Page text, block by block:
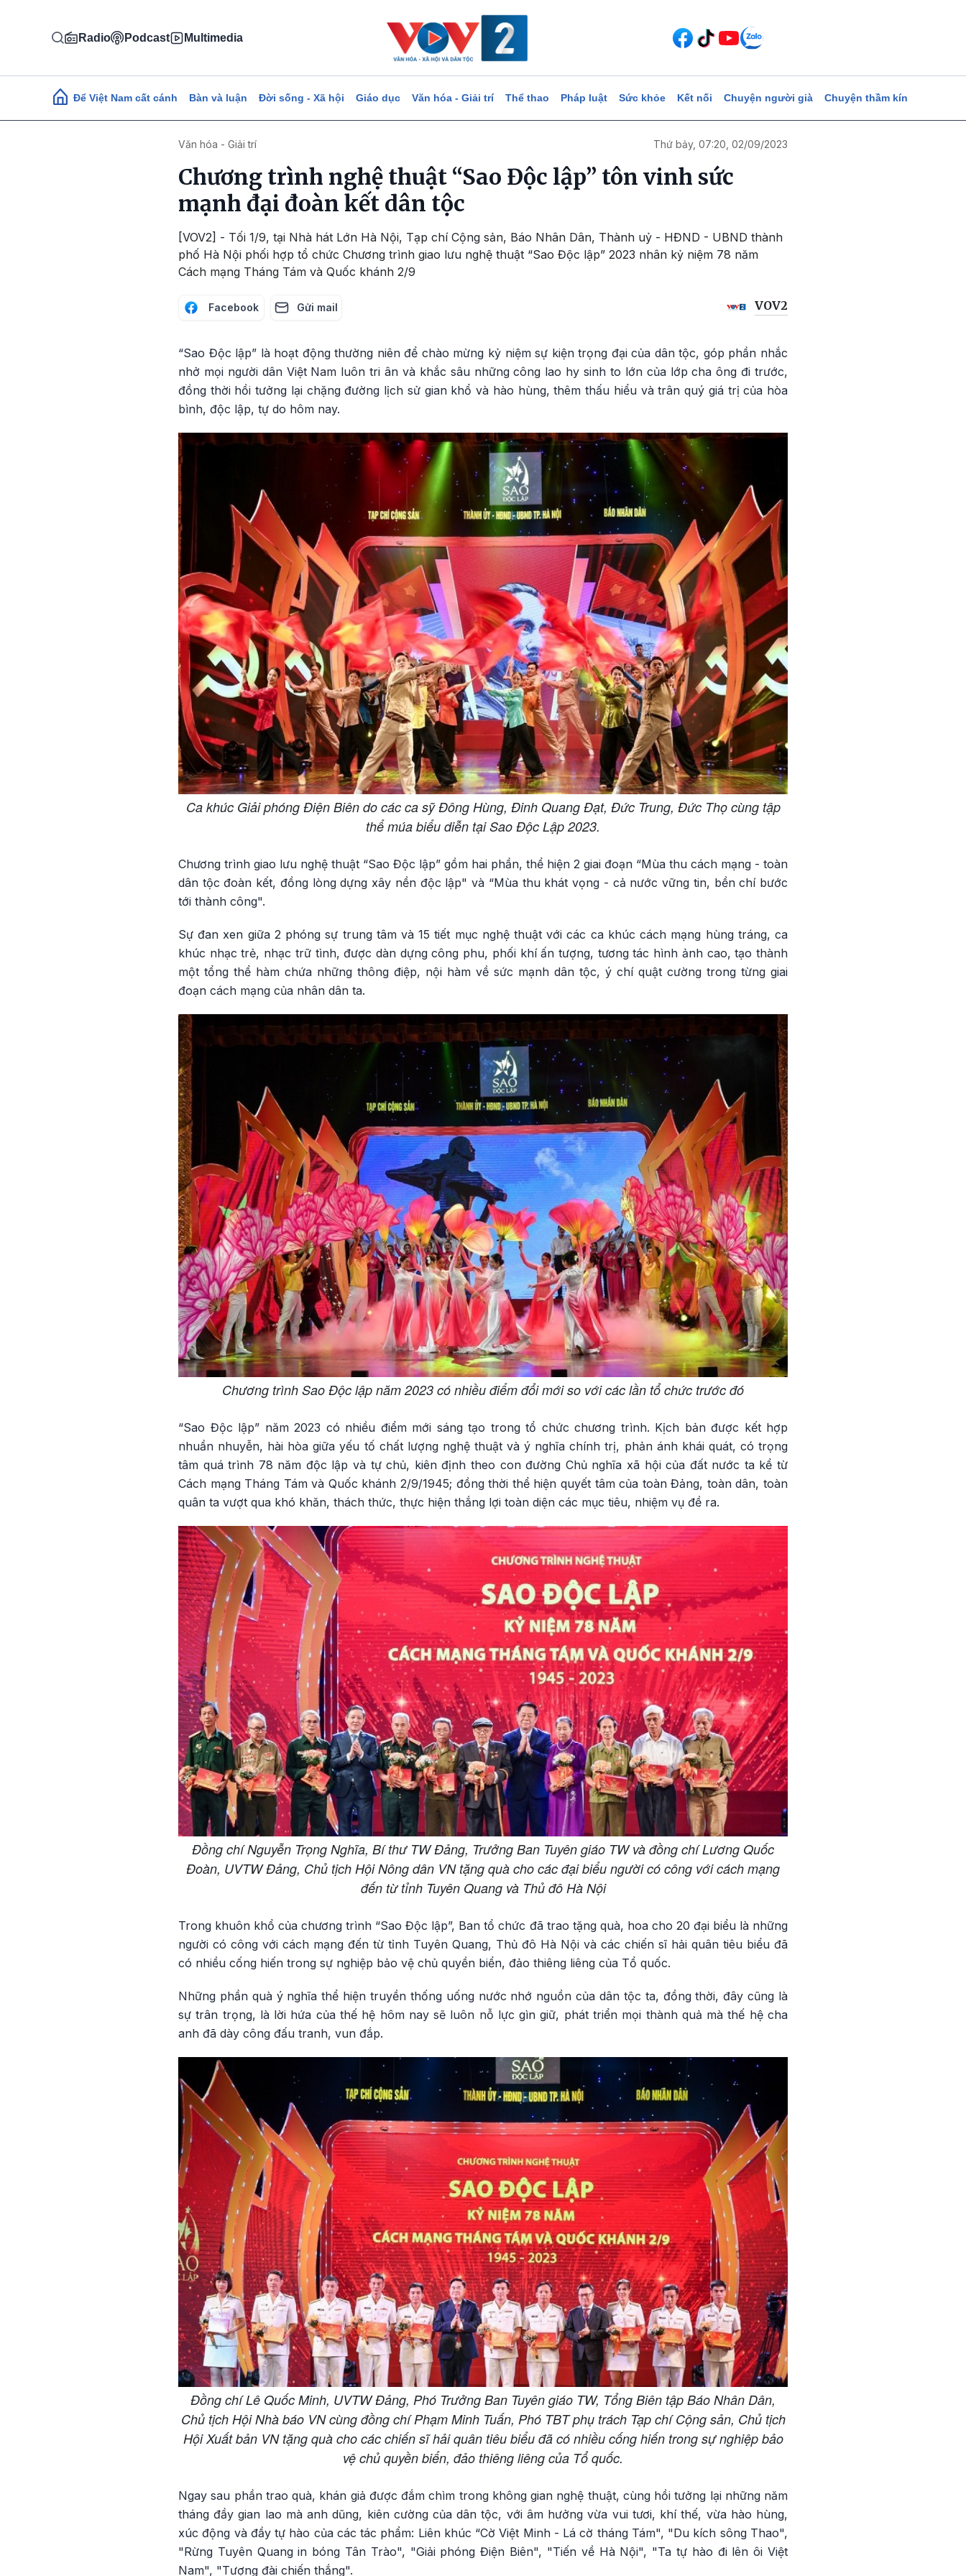
Radio Podcast Multimedia
Main navigation
Để Việt Nam cất cánh Bàn và luận Đời sống - Xã hội Giáo dục Văn hóa - Giải trí Thể thao Pháp luật Sức khỏe Kết nối Chuyện người già Chuyện thầm kín
Văn hóa - Giải trí Thứ bảy, 07:20, 02/09/2023
Chương trình nghệ thuật “Sao Độc lập” tôn vinh sức
mạnh đại đoàn kết dân tộc
[VOV2] - Tối 1/9, tại Nhà hát Lớn Hà Nội, Tạp chí Cộng sản, Báo Nhân Dân, Thành uỷ - HĐND - UBND thành
phố Hà Nội phối hợp tổ chức Chương trình giao lưu nghệ thuật “Sao Độc lập” 2023 nhân kỷ niệm 78 năm
Cách mạng Tháng Tám và Quốc khánh 2/9
Facebook Gửi mail VOV2
“Sao Độc lập” là hoạt động thường niên để chào mừng kỷ niệm sự kiện trọng đại của dân tộc, góp phần nhắc
nhở mọi người dân Việt Nam luôn tri ân và khắc sâu những công lao hy sinh to lớn của lớp cha ông đi trước,
đồng thời hồi tưởng lại chặng đường lịch sử gian khổ và hào hùng, thêm thấu hiểu và trân quý giá trị của hòa
bình, độc lập, tự do hôm nay.
Ca khúc Giải phóng Điện Biên do các ca sỹ Đông Hùng, Đinh Quang Đạt, Đức Trung, Đức Thọ cùng tập
thể múa biểu diễn tại Sao Độc Lập 2023.
Chương trình giao lưu nghệ thuật “Sao Độc lập” gồm hai phần, thể hiện 2 giai đoạn “Mùa thu cách mạng - toàn
dân tộc đoàn kết, đồng lòng dựng xây nền độc lập" và “Mùa thu khát vọng - cả nước vững tin, bền chí bước
tới thành công".
Sự đan xen giữa 2 phóng sự trung tâm và 15 tiết mục nghệ thuật với các ca khúc cách mạng hùng tráng, ca
khúc nhạc trẻ, nhạc trữ tình, được dàn dựng công phu, phối khí ấn tượng, tương tác hình ảnh cao, tạo thành
một tổng thể hàm chứa những thông điệp, nội hàm về sức mạnh dân tộc, ý chí quật cường trong từng giai
đoạn cách mạng của nhân dân ta.
Chương trình Sao Độc lập năm 2023 có nhiều điểm đổi mới so với các lần tổ chức trước đó
“Sao Độc lập” năm 2023 có nhiều điểm mới sáng tạo trong tổ chức chương trình. Kịch bản được kết hợp
nhuần nhuyễn, hài hòa giữa yếu tố chất lượng nghệ thuật và ý nghĩa chính trị, phản ánh khái quát, có trọng
tâm quá trình 78 năm độc lập và tự chủ, kiên định theo con đường Chủ nghĩa xã hội của đất nước ta kể từ
Cách mạng Tháng Tám và Quốc khánh 2/9/1945; đồng thời thể hiện quyết tâm của toàn Đảng, toàn dân, toàn
quân ta vượt qua khó khăn, thách thức, thực hiện thắng lợi toàn diện các mục tiêu, nhiệm vụ đề ra.
Đồng chí Nguyễn Trọng Nghĩa, Bí thư TW Đảng, Trưởng Ban Tuyên giáo TW và đồng chí Lương Quốc
Đoàn, UVTW Đảng, Chủ tịch Hội Nông dân VN tặng quà cho các đại biểu người có công với cách mạng
đến từ tỉnh Tuyên Quang và Thủ đô Hà Nội
Trong khuôn khổ của chương trình “Sao Độc lập”, Ban tổ chức đã trao tặng quà, hoa cho 20 đại biểu là những
người có công với cách mạng đến từ tỉnh Tuyên Quang, Thủ đô Hà Nội và các chiến sĩ hải quân tiêu biểu đã
có nhiều cống hiến trong sự nghiệp bảo vệ chủ quyền biển, đảo thiêng liêng của Tổ quốc.
Những phần quà ý nghĩa thể hiện truyền thống uống nước nhớ nguồn của dân tộc ta, đồng thời, đây cũng là
sự trân trọng, là lời hứa của thế hệ hôm nay sẽ luôn nỗ lực gìn giữ, phát triển mọi thành quả mà thế hệ cha
anh đã dày công đấu tranh, vun đắp.
Đồng chí Lê Quốc Minh, UVTW Đảng, Phó Trưởng Ban Tuyên giáo TW, Tổng Biên tập Báo Nhân Dân,
Chủ tịch Hội Nhà báo VN cùng đồng chí Phạm Minh Tuấn, Phó TBT phụ trách Tạp chí Cộng sản, Chủ tịch
Hội Xuất bản VN tặng quà cho các chiến sĩ hải quân tiêu biểu đã có nhiều cống hiến trong sự nghiệp bảo
vệ chủ quyền biển, đảo thiêng liêng của Tổ quốc.
Ngay sau phần trao quà, khán giả được đắm chìm trong không gian nghệ thuật, cùng hồi tưởng lại những năm
tháng đầy gian lao mà anh dũng, kiên cường của dân tộc, với âm hưởng vừa vui tươi, khí thế, vừa hào hùng,
xúc động và đầy tự hào của các tác phẩm: Liên khúc “Cờ Việt Minh - Lá cờ tháng Tám", "Du kích sông Thao",
"Rừng Tuyên Quang in bóng Tân Trào", "Giải phóng Điện Biên", "Tiến về Hà Nội", "Ta tự hào đi lên ôi Việt
Nam", "Tượng đài chiến thắng".